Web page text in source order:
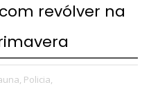
revólver na
Policia,